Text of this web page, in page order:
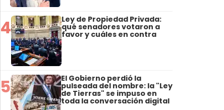
4 Ley de Propiedad Privada:
qué senadores votaron a
favor y cuáles en contra
5 El Gobierno perdió la
pulseada del nombre: la "Ley
de Tierras" se impuso en
toda la conversación digital